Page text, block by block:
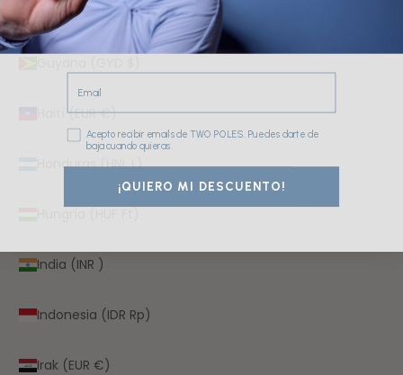
Guinea-Bisáu (XOF Fr)
Haití (EUR €)
Honduras (HNL L)
India (INR ₹)
Indonesia (IDR Rp)
Irak (EUR €)
Email
Consentimiento
Acepto recibir emails de TWO POLES. Puedes darte de
baja cuando quieras.
¡QUIERO MI DESCUENTO!